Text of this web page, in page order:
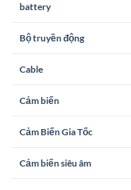
battery
Bộ truyền động
Cable
Cảm biến
Cảm Biến Gia Tốc
Cảm biến siêu âm